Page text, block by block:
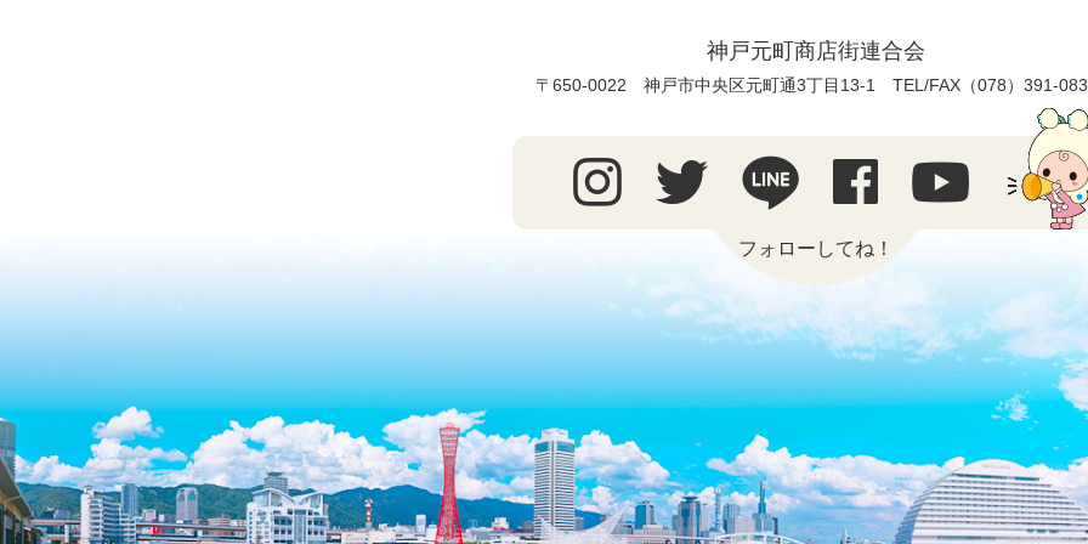
神戸元町商店街連合会
〒650-0022 神戸市中央区元町通3丁目13-1 TEL/FAX（078）391-
フォローしてね！